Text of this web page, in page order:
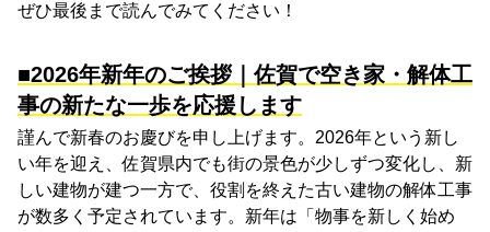
ぜひ最後まで読んでみてください！
■2026年新年のご挨拶｜佐賀で空き家・解体工
事の新たな一歩を応援します
謹んで新春のお慶びを申し上げます。2026年という新し
い年を迎え、佐賀県内でも街の景色が少しずつ変化し、新
しい建物が建つ一方で、役割を終えた古い建物の解体工事
が数多く予定されています。新年は「物事を新しく始め